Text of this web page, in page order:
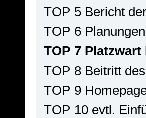
TOP 5 Bericht
TOP 6
TOP 7 Platzwart
TOP 8 Beitritt
TOP 9
TOP 10 evtl.